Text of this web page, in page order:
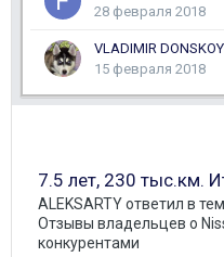
28 февраля 2018
VLADIMIR DONSKOY
15 февраля 2018
7.5 лет, 230 тыс.км.
ALEKSARTYответил в
Отзывы владельцев о
конкурентами